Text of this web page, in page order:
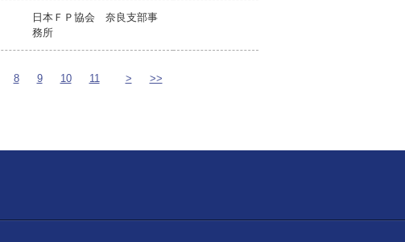
日本ＦＰ協会 奈良支部事
務所
8 9 10 11 > >>